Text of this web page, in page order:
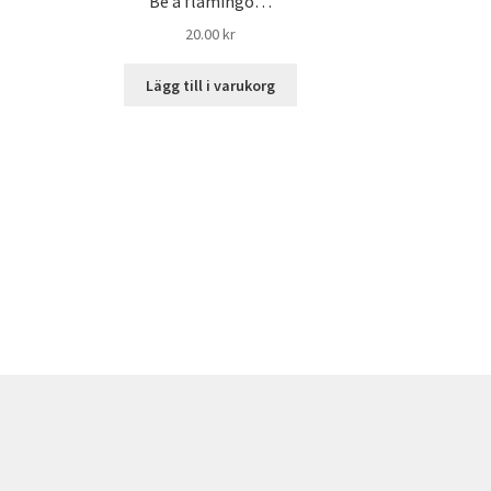
20.00kr
Lägg till i varukorg